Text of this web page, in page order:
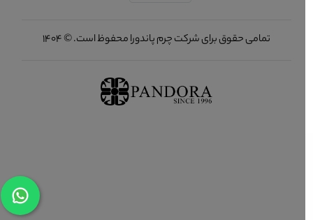
تمامی حقوق برای شرکت چرم پاندورا محفوظ است. © 1404